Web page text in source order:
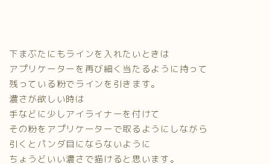
下まぶたにもラインを入れたいときは
アプリケーターを再び細く当たるように持って
残っている粉でラインを引きます。
濃さが欲しい時は
手などに少しアイライナーを付けて
その粉をアプリケーターで取るようにしながら
引くとパンダ目にならないように
ちょうどいい濃さで描けると思います。